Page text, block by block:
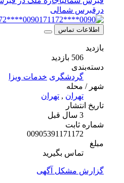
درقبرس شمالی
0090****171172
اطلاعات تماس
دسته‌بندی
گردشگری خدمات ویزا
شهر / محله
تهران,تهران
تاریخ انتشار
شماره ثابت
00905391171172
تماس بگیرید
گزارش مشکل آگهی